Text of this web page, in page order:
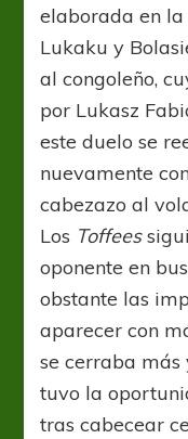
elaborada en
Lukaku y
al congoleño,
por Lukasz
este duelo se
nuevamente
cabezazo al
Los Toffees
oponente en
obstante las
aparecer con
se cerraba más
tuvo la
tras cabecear